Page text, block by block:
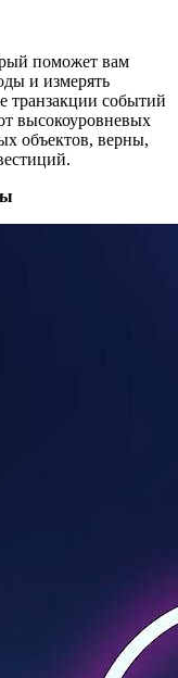
поможет вам
и измерять
транзакции событий
высокоуровневых
объектов, верны,